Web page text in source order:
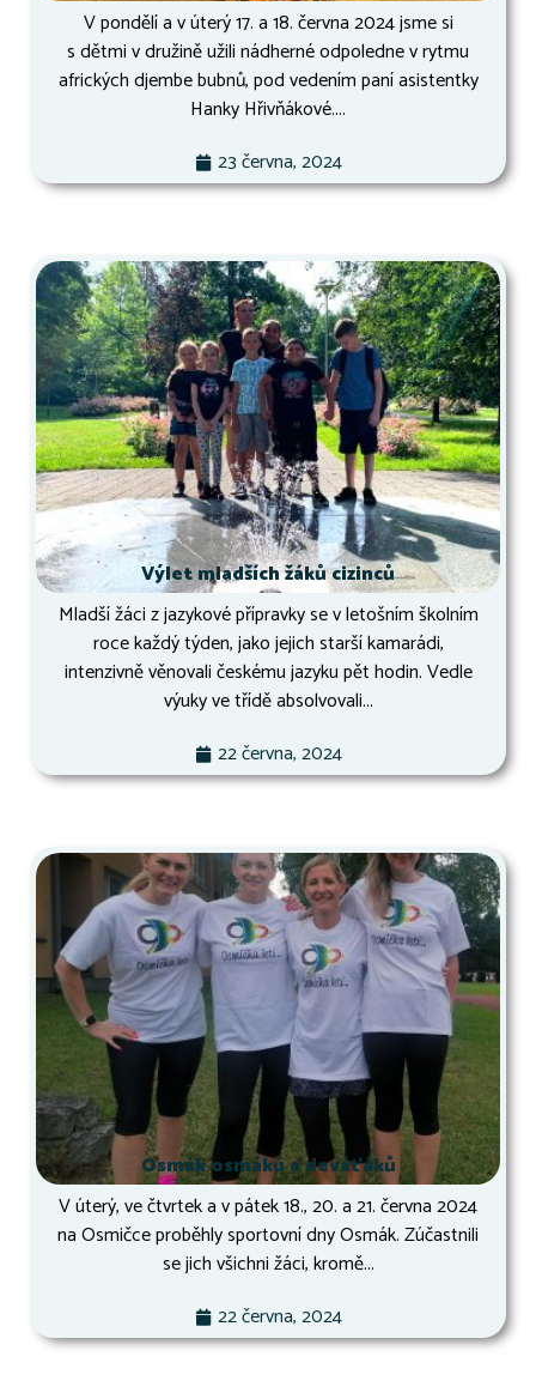
V pondělí a v úterý 17. a 18. června 2024 jsme si
s dětmi v družině užili nádherné odpoledne v rytmu
afrických djembe bubnů, pod vedením paní asistentky
Hanky Hřivňákové....
23 června, 2024
Výlet mladších žáků cizinců
Mladší žáci z jazykové přípravky se v letošním školním
roce každý týden, jako jejich starší kamarádi,
intenzivně věnovali českému jazyku pět hodin. Vedle
výuky ve třídě absolvovali...
22 června, 2024
Osmák osmáků a deváťáků
V úterý, ve čtvrtek a v pátek 18., 20. a 21. června 2024
na Osmičce proběhly sportovní dny Osmák. Zúčastnili
se jich všichni žáci, kromě...
22 června, 2024